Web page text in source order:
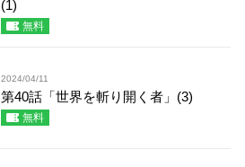
(1)
無料
2024/04/11
第40話「世界を斬り開く者」(3)
無料